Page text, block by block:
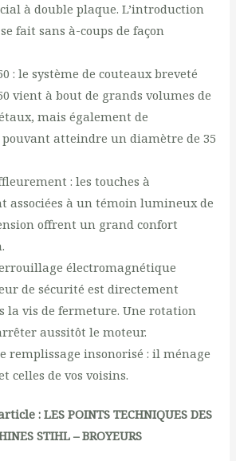
à double plaque. L’introduction
fait sans à-coups de façon
: le système de couteaux breveté
vient à bout de grands volumes de
mais également de
atteindre un diamètre de 35
: les touches à
associées à un témoin lumineux de
offrent un grand confort
électromagnétique
de sécurité est directement
la vis de fermeture. Une rotation
aussitôt le moteur.
remplissage insonorisé : il ménage
celles de vos voisins.
:LES POINTS TECHNIQUES DES
STIHL – BROYEURS